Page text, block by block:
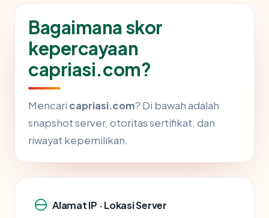
Bagaimana skor
kepercayaan
capriasi.com?
Mencari capriasi.com? Di bawah adalah
snapshot server, otoritas sertifikat, dan
riwayat kepemilikan.
Alamat IP · Lokasi Server